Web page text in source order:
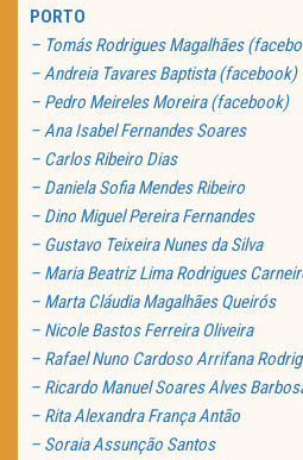
PORTO
– Tomás Rodrigues Magalhães
– Andreia Tavares Baptista (facebook)
– Pedro Meireles Moreira (facebook)
– Ana Isabel Fernandes Soares
– Carlos Ribeiro Dias
– Daniela Sofia Mendes Ribeiro
– Dino Miguel Pereira Fernandes
– Gustavo Teixeira Nunes da Silva
– Maria Beatriz Lima Rodrigues
– Marta Cláudia Magalhães Queirós
– Nicole Bastos Ferreira Oliveira
– Rafael Nuno Cardoso Arrifana
– Ricardo Manuel Soares Alves
– Rita Alexandra França Antão
– Soraia Assunção Santos